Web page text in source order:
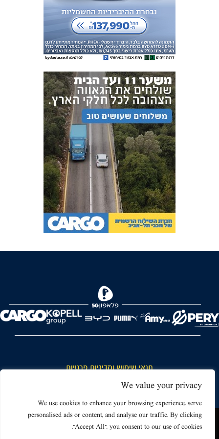
We value your privacy
We use cookies to enhance your browsing experience, serve
personalised ads or content, and analyse our traffic. By clicking
"Accept All", you consent to our use of cookies.
תנאי שימוש ומדיניות פרטיות
כללי כניסה והתנהגות באצטדיון ותנאי שימוש בכרטיסים
דרושים
צור קשר
האתר שאתה גולש בו עשוי להשתמש בעוגיות (קוקיז) ובטכנולוגיות דומות.
על ידי כניסה לאתר אתה מאשר את תנאי השימוש הכוללים שימוש בעוגיות